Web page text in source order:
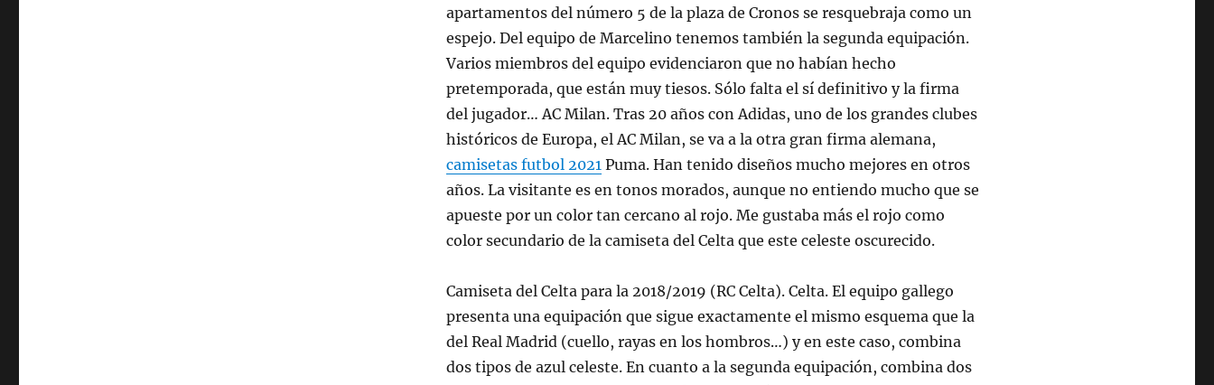
apartamentos del número 5 de la plaza de Cronos se resquebraja como un
espejo. Del equipo de Marcelino tenemos también la segunda equipación.
Varios miembros del equipo evidenciaron que no habían hecho
pretemporada, que están muy tiesos. Sólo falta el sí definitivo y la firma
del jugador… AC Milan. Tras 20 años con Adidas, uno de los grandes clubes
históricos de Europa, el AC Milan, se va a la otra gran firma alemana,
camisetas futbol 2021 Puma. Han tenido diseños mucho mejores en otros
años. La visitante es en tonos morados, aunque no entiendo mucho que se
apueste por un color tan cercano al rojo. Me gustaba más el rojo como
color secundario de la camiseta del Celta que este celeste oscurecido.
Camiseta del Celta para la 2018/2019 (RC Celta). Celta. El equipo gallego
presenta una equipación que sigue exactamente el mismo esquema que la
del Real Madrid (cuello, rayas en los hombros…) y en este caso, combina
dos tipos de azul celeste. En cuanto a la segunda equipación, combina dos